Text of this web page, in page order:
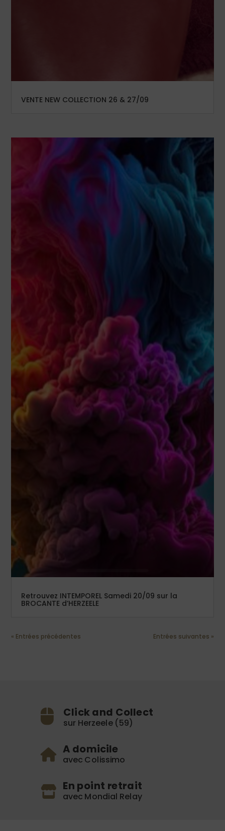
VENTE NEW COLLECTION 26 & 27/09
Retrouvez INTEMPOREL Samedi 20/09 sur la
BROCANTE d’HERZEELE
« Entrées précédentes Entrées suivantes »
Click and Collect
sur Herzeele (59)
A domicile
avec Colissimo
En point retrait
avec Mondial Relay